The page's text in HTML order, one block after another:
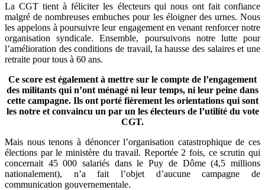
La CGT tient à féliciter les électeurs qui nous ont fait confiance
malgré de nombreuses embuches pour les éloigner des urnes. Nous
les appelons à poursuivre leur engagement en venant renforcer notre
organisation syndicale. Ensemble, poursuivons notre lutte pour
l’amélioration des conditions de travail, la hausse des salaires et une
retraite pour tous à 60 ans.
Ce score est également à mettre sur le compte de l’engagement
des militants qui n’ont ménagé ni leur temps, ni leur peine dans
cette campagne. Ils ont porté fièrement les orientations qui sont
les notre et convaincu un par un les électeurs de l’utilité du vote
CGT.
Mais nous tenons à dénoncer l’organisation catastrophique de ces
élections par le ministère du travail. Reportée 2 fois, ce scrutin qui
concernait 45 000 salariés dans le Puy de Dôme (4,5 millions
nationalement), n’a fait l’objet d’aucune campagne de
communication gouvernementale.